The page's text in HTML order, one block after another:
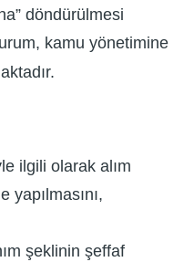
döndürülmesi
kamu yönetimine
ilgili olarak alım
şeklinin şeffaf